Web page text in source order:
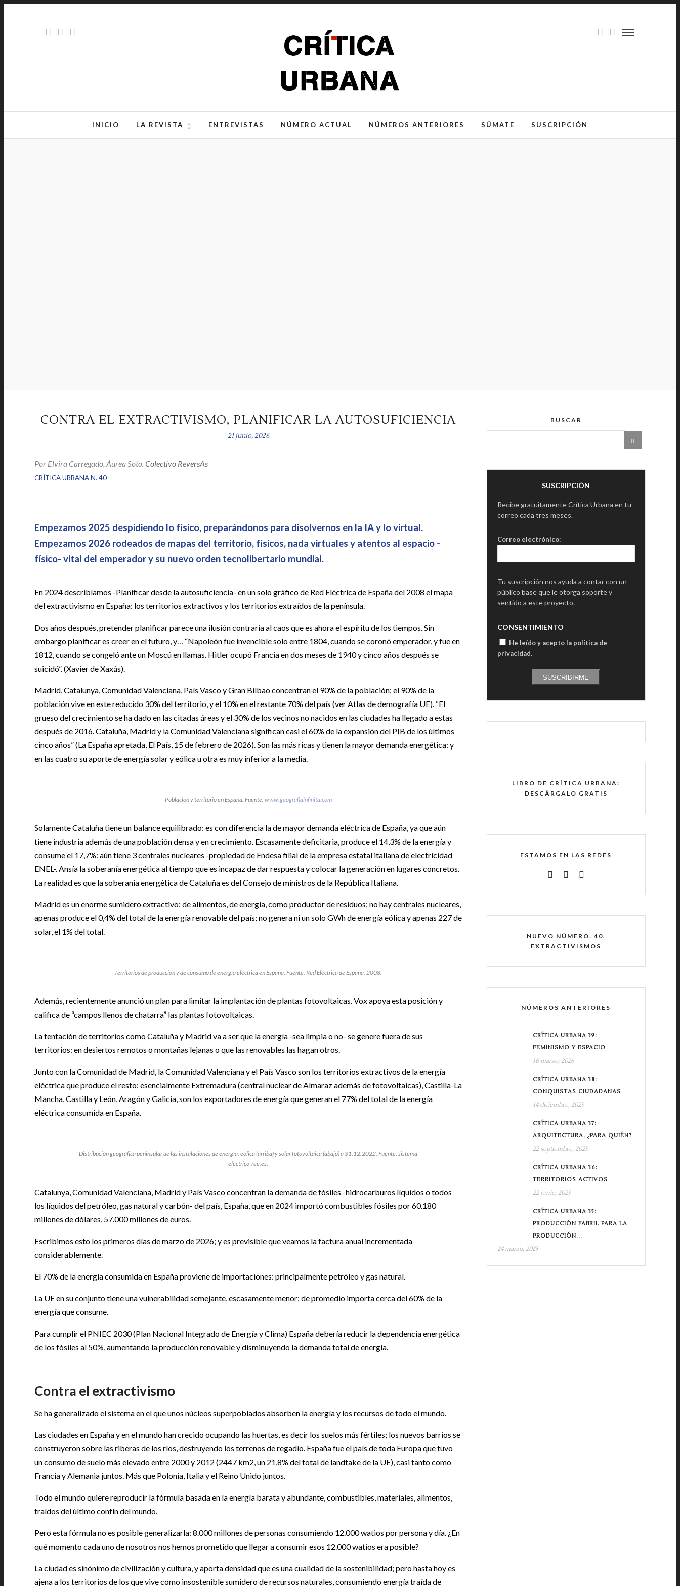
INICIO LA REVISTA ENTREVISTAS NÚMERO ACTUAL NÚMEROS ANTERIORES SÚMATE SUSCRIPCIÓN
CONTRA EL EXTRACTIVISMO, PLANIFICAR LA AUTOSUFICIENCIA
21 junio, 2026
Por Elvira Carregado, Áurea Soto. Colectivo ReversAs
CRÍTICA URBANA N. 40
Empezamos 2025 despidiendo lo físico, preparándonos para disolvernos en la IA y lo virtual.
Empezamos 2026 rodeados de mapas del territorio, físicos, nada virtuales y atentos al espacio -
físico- vital del emperador y su nuevo orden tecnolibertario mundial.
En 2024 describíamos -Planificar desde la autosuficiencia- en un solo gráfico de Red Eléctrica de España del 2008 el mapa
del extractivismo en España: los territorios extractivos y los territorios extraídos de la península.
Dos años después, pretender planificar parece una ilusión contraria al caos que es ahora el espíritu de los tiempos. Sin
embargo planificar es creer en el futuro, y… “Napoleón fue invencible solo entre 1804, cuando se coronó emperador, y fue en
1812, cuando se congeló ante un Moscú en llamas. Hitler ocupó Francia en dos meses de 1940 y cinco años después se
suicidó”. (Xavier de Xaxás).
Madrid, Catalunya, Comunidad Valenciana, País Vasco y Gran Bilbao concentran el 90% de la población; el 90% de la
población vive en este reducido 30% del territorio, y el 10% en el restante 70% del país (ver Atlas de demografía UE). “El
grueso del crecimiento se ha dado en las citadas áreas y el 30% de los vecinos no nacidos en las ciudades ha llegado a estas
después de 2016. Cataluña, Madrid y la Comunidad Valenciana significan casi el 60% de la expansión del PIB de los últimos
cinco años” (La España apretada, El País, 15 de febrero de 2026). Son las más ricas y tienen la mayor demanda energética: y
en las cuatro su aporte de energía solar y eólica u otra es muy inferior a la media.
Población y territorio en España. Fuente:www.geografiainfinita.com
Solamente Cataluña tiene un balance equilibrado: es con diferencia la de mayor demanda eléctrica de España, ya que aún
tiene industria además de una población densa y en crecimiento. Escasamente deficitaria, produce el 14,3% de la energía y
consume el 17,7%: aún tiene 3 centrales nucleares -propiedad de Endesa filial de la empresa estatal italiana de electricidad
ENEL-. Ansía la soberanía energética al tiempo que es incapaz de dar respuesta y colocar la generación en lugares concretos.
La realidad es que la soberanía energética de Cataluña es del Consejo de ministros de la República Italiana.
Madrid es un enorme sumidero extractivo: de alimentos, de energía, como productor de residuos; no hay centrales nucleares,
apenas produce el 0,4% del total de la energía renovable del país; no genera ni un solo GWh de energía eólica y apenas 227 de
solar, el 1% del total.
Territorios de producción y de consumo de energía eléctrica en España. Fuente: Red Eléctrica de España, 2008.
Además, recientemente anunció un plan para limitar la implantación de plantas fotovoltaicas. Vox apoya esta posición y
califica de “campos llenos de chatarra” las plantas fotovoltaicas.
La tentación de territorios como Cataluña y Madrid va a ser que la energía -sea limpia o no- se genere fuera de sus
territorios: en desiertos remotos o montañas lejanas o que las renovables las hagan otros.
Junto con la Comunidad de Madrid, la Comunidad Valenciana y el País Vasco son los territorios extractivos de la energía
eléctrica que produce el resto: esencialmente Extremadura (central nuclear de Almaraz además de fotovoltaicas), Castilla-La
Mancha, Castilla y León, Aragón y Galicia, son los exportadores de energía que generan el 77% del total de la energía
eléctrica consumida en España.
Distribución geográfica peninsular de las instalaciones de energía: eólica (arriba) y solar fotovoltaica (abajo) a 31.12.2022. Fuente: sistema
electrico-ree.es.
Catalunya, Comunidad Valenciana, Madrid y País Vasco concentran la demanda de fósiles -hidrocarburos líquidos o todos
los líquidos del petróleo, gas natural y carbón- del país, España, que en 2024 importó combustibles fósiles por 60.180
millones de dólares, 57.000 millones de euros.
Escribimos esto los primeros días de marzo de 2026; y es previsible que veamos la factura anual incrementada
considerablemente.
El 70% de la energía consumida en España proviene de importaciones: principalmente petróleo y gas natural.
La UE en su conjunto tiene una vulnerabilidad semejante, escasamente menor; de promedio importa cerca del 60% de la
energía que consume.
Para cumplir el PNIEC 2030 (Plan Nacional Integrado de Energía y Clima) España debería reducir la dependencia energética
de los fósiles al 50%, aumentando la producción renovable y disminuyendo la demanda total de energía.
Contra el extractivismo
Se ha generalizado el sistema en el que unos núcleos superpoblados absorben la energía y los recursos de todo el mundo.
Las ciudades en España y en el mundo han crecido ocupando las huertas, es decir los suelos más fértiles; los nuevos barrios se
construyeron sobre las riberas de los ríos, destruyendo los terrenos de regadío. España fue el país de toda Europa que tuvo
un consumo de suelo más elevado entre 2000 y 2012 (2447 km2, un 21,8% del total de landtake de la UE), casi tanto como
Francia y Alemania juntos. Más que Polonia, Italia y el Reino Unido juntos.
Todo el mundo quiere reproducir la fórmula basada en la energía barata y abundante, combustibles, materiales, alimentos,
traídos del último confín del mundo.
Pero esta fórmula no es posible generalizarla: 8.000 millones de personas consumiendo 12.000 watios por persona y día. ¿En
qué momento cada uno de nosotros nos hemos prometido que llegar a consumir esos 12.000 watios era posible?
La ciudad es sinónimo de civilización y cultura, y aporta densidad que es una cualidad de la sostenibilidad; pero hasta hoy es
ajena a los territorios de los que vive como insostenible sumidero de recursos naturales, consumiendo energía traída de
BUSCAR
SUSCRIPCIÓN
Recibe gratuitamente Crítica Urbana en tu
correo cada tres meses.
Correo electrónico:
Tu suscripción nos ayuda a contar con un
público base que le otorga soporte y
sentido a este proyecto.
CONSENTIMIENTO
He leído y acepto la política de
privacidad.
SUSCRIBIRME
LIBRO DE CRÍTICA URBANA:
DESCÁRGALO GRATIS
ESTAMOS EN LAS REDES
NUEVO NÚMERO. 40.
EXTRACTIVISMOS
NÚMEROS ANTERIORES
CRÍTICA URBANA 39:
FEMINISMO Y ESPACIO
16 marzo, 2026
CRÍTICA URBANA 38:
CONQUISTAS CIUDADANAS
14 diciembre, 2025
CRÍTICA URBANA 37:
ARQUITECTURA, ¿PARA QUIÉN?
22 septiembre, 2025
CRÍTICA URBANA 36:
TERRITORIOS ACTIVOS
22 junio, 2025
CRÍTICA URBANA 35:
PRODUCCIÓN FABRIL PARA LA
PRODUCCIÓN...
24 marzo, 2025